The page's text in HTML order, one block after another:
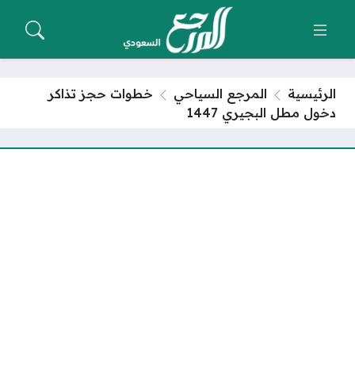
الرئيسية المرجع السياحي
خطوات حجز تذاكر
دخول مطل البجيري 1447